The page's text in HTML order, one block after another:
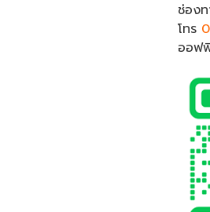
ช่อง
โทร
ออฟ